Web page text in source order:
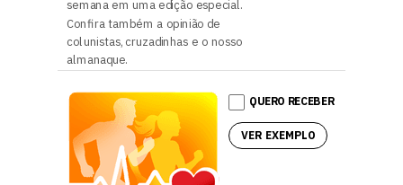
QUERO RECEBER
VER EXEMPLO
semana em uma edição especial.
Confira também a opinião de
colunistas, cruzadinhas e o nosso
almanaque.